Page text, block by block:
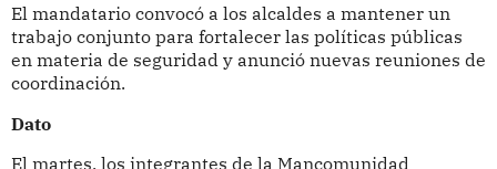
El mandatario convocó a los alcaldes a mantener un
trabajo conjunto para fortalecer las políticas públicas
en materia de seguridad y anunció nuevas reuniones de
coordinación.
Dato
El martes, los integrantes de la Mancomunidad